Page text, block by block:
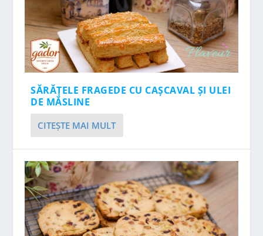
SĂRĂȚELE FRAGEDE CU CAȘCAVAL ȘI ULEI
DE MĂSLINE
CITEŞTE MAI MULT